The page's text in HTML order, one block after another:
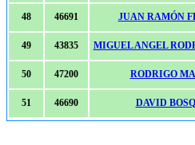
48 46691 JUAN RAMÓN
49
43835 MIGUEL ANGEL
50 47200 RODRIGO
51
46690 DAVID